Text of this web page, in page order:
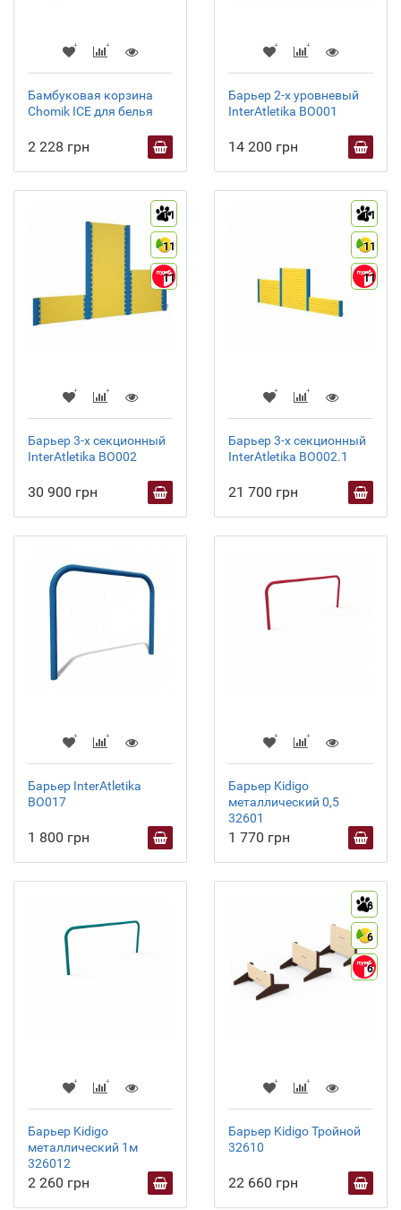
Бамбуковая корзина
Chomik ICE для белья
2 228 грн
Барьер 2-х уровневый
InterAtletika ВО001
14 200 грн
11
11
11
Барьер 3-х секционный
InterAtletika ВО002
30 900 грн
11
11
11
Барьер 3-х секционный
InterAtletika ВО002.1
21 700 грн
Барьер InterAtletika
BO017
1 800 грн
Барьер Kidigo
металлический 0,5
32601
1 770 грн
Барьер Kidigo
металлический 1м
326012
2 260 грн
6
6
6
Барьер Kidigo Тройной
32610
22 660 грн